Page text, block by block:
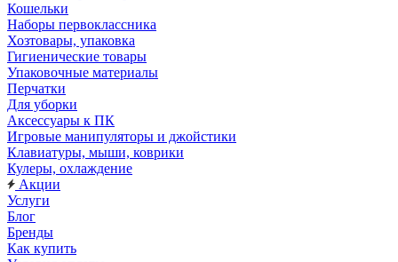
Кошельки
Наборы первоклассника
Хозтовары, упаковка
Гигиенические товары
Упаковочные материалы
Перчатки
Для уборки
Аксессуары к ПК
Игровые манипуляторы и джойстики
Клавиатуры, мыши, коврики
Кулеры, охлаждение
Акции
Услуги
Блог
Бренды
Как купить